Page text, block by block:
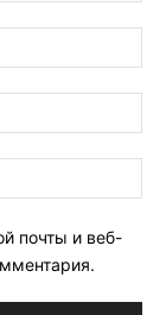
почты и веб-